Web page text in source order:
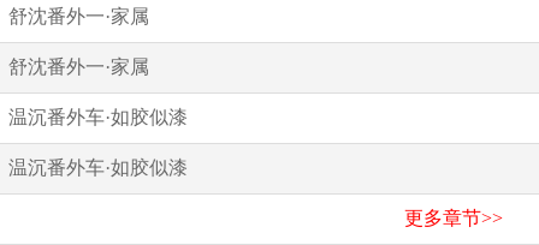
舒沈番外一·家属
舒沈番外一·家属
温沉番外车·如胶似漆
温沉番外车·如胶似漆
更多章节>>